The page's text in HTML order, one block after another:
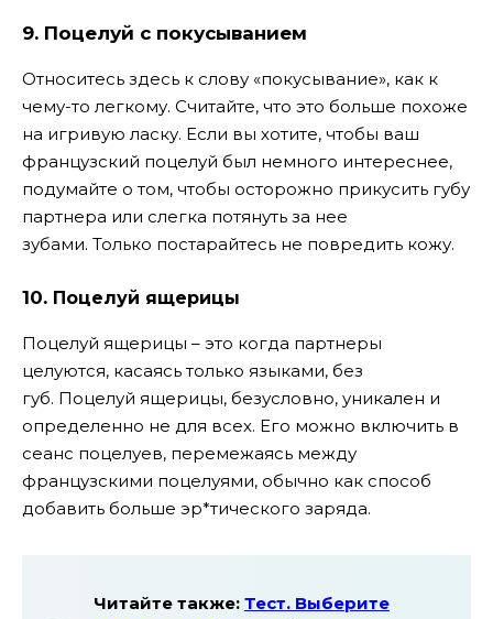
9. Поцелуй с покусыванием
Относитесь здесь к слову «покусывание», как к
чему-то легкому. Считайте, что это больше похоже
на игривую ласку. Если вы хотите, чтобы ваш
французский поцелуй был немного интереснее,
подумайте о том, чтобы осторожно прикусить губу
партнера или слегка потянуть за нее
зубами. Только постарайтесь не повредить кожу.
10. Поцелуй ящерицы
Поцелуй ящерицы – это когда партнеры
целуются, касаясь только языками, без
губ. Поцелуй ящерицы, безусловно, уникален и
определенно не для всех. Его можно включить в
сеанс поцелуев, перемежаясь между
французскими поцелуями, обычно как способ
добавить больше эр*тического заряда.
Читайте также: Тест. Выберите